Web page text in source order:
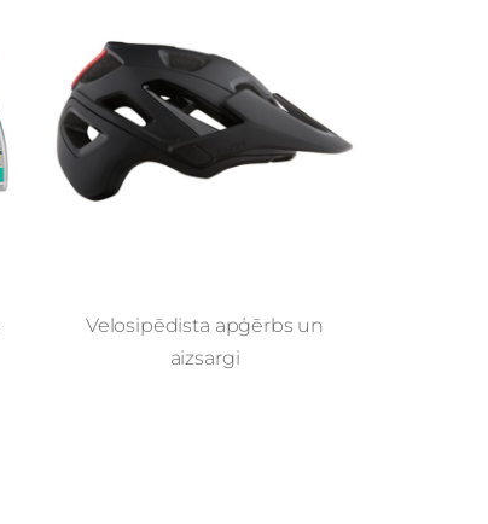
Velosipēdista apģērbs un
aizsargi